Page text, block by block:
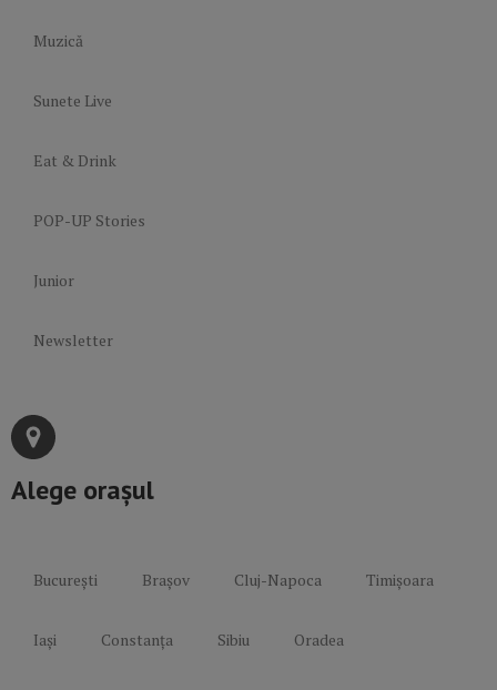
Muzică
Sunete Live
Eat & Drink
POP-UP Stories
Junior
Newsletter
Alege orașul
București Brașov Cluj-Napoca Timișoara
Iași Constanța Sibiu Oradea